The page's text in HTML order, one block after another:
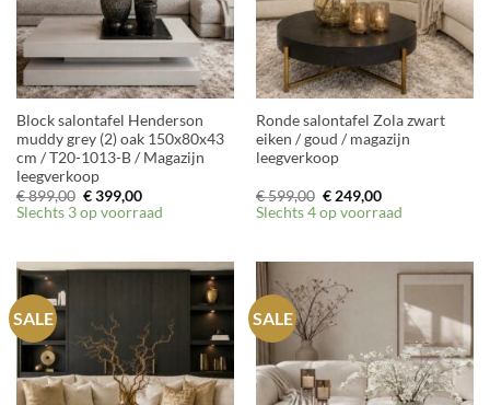
Block salontafel Henderson
muddy grey (2) oak 150x80x43
cm / T20-1013-B / Magazijn
leegverkoop
€899,00 Oorspronkelijke
prijs
was:
€399,00Huidige
prijs
is:
Slechts 3 op voorraad
Ronde salontafel Zola zwart
eiken / goud / magazijn
leegverkoop
€599,00 Oorspronkelijke
prijs
was:
€249,00Huidige
prijs
is:
Slechts 4 op voorraad
SALE SALE